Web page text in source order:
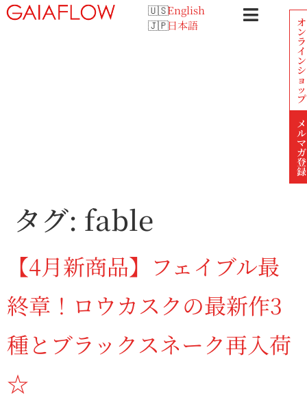
English
日本語
オ
ン
ラ
イ
ン
シ
ョ
ッ
プ
メ
ル
マ
ガ
登
録
タグ: fable
【4月新商品】フェイブル最
終章！ロウカスクの最新作3
種とブラックスネーク再入荷
☆